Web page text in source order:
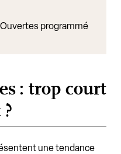
programmé
: trop court
une tendance